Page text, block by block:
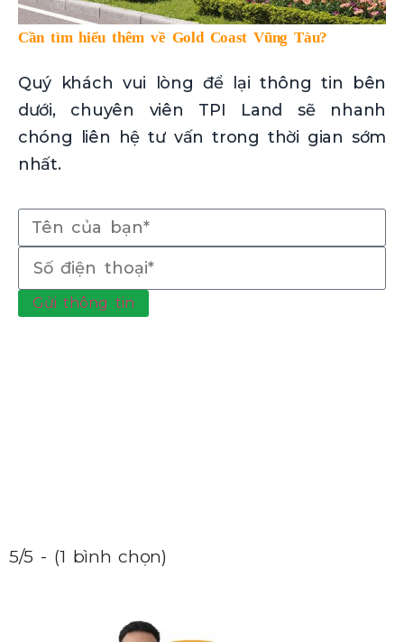
Cần tìm hiểu thêm về Gold Coast Vũng Tàu?
Quý khách vui lòng để lại thông tin bên
dưới, chuyên viên TPI Land sẽ nhanh
chóng liên hệ tư vấn trong thời gian sớm
nhất.
Gửi thông tin
5/5 - (1 bình chọn)